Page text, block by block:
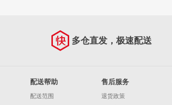
多仓直发，极速配送
配送帮助
配送范围
售后服务
退货政策